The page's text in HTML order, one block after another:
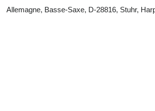
Allemagne, Basse-Saxe, D-28816, Stuhr,